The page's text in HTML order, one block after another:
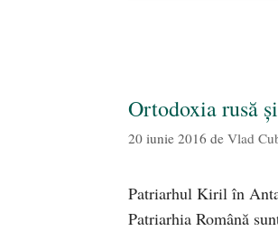
Ortodoxia rusă
20 iunie 2016 de Vlad
Patriarhul Kiril în
Patriarhia Română